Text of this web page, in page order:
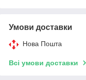
Умови доставки
Нова Пошта
Всі умови доставки